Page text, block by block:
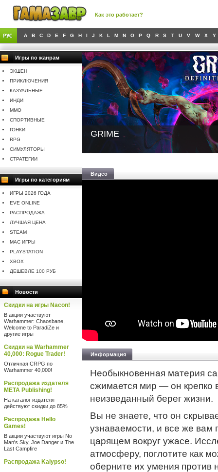
Как это работает?
A B C D E F G H I J K L M N O P Q R S T U V W X Y
Игры по жанрам
ЭКШЕН
ПРИКЛЮЧЕНИЯ
КАЗУАЛЬНЫЕ
ИНДИ
MMO
СПОРТИВНЫЕ
ГОНКИ
RPG
СИМУЛЯТОРЫ
СТРАТЕГИИ
Игры по категориям
ИГРЫ 2026 ГОДА
EVE ONLINE
РАСПРОДАЖА
ЛУЧШАЯ ЦЕНА
STEAM
MAC ИГРЫ
PLAYSTATION
XBOX
ДЕШЕВЛЕ 100 РУБ
Новости
Скидки на игры Nacon!
В акции участвуют
Warhammer: Chaosbane,
Welcome to ParadiZe и
другие игры
Скидки на Warhammer
40,000: Rogue Trader!
Отличная CRPG по
Warhammer 40,000!
Распродажа издателя
META Publishing!
На каталог издателя
действуют скидки до 85%
Распродажа Hello
Games!
В акции участвуют игры No
Man's Sky, Joe Danger и The
Last Campfire
Распродажа Kalypso!
GRIME
Видео
Информация
Необыкновенная материя
сжимается мир — он крепко
неизведанный берег жизни.
Вы не знаете, что он
узнаваемости, и все же вам
царящем вокруг ужасе.
атмосферу, поглотите как
оберните их умения против